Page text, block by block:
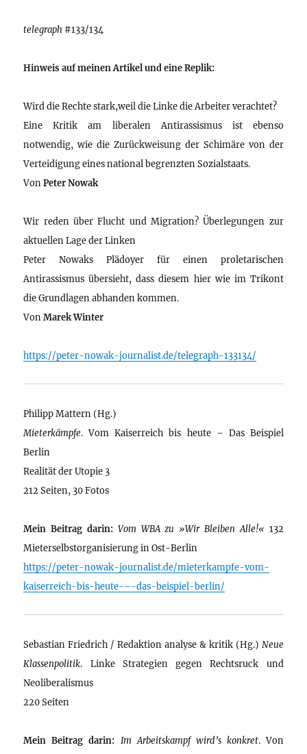
telegraph #133/134
Hinweis auf meinen Artikel und eine Replik:
Wird die Rechte stark,weil die Linke die Arbeiter verachtet?
Eine Kritik am liberalen Antirassismus ist ebenso
notwendig, wie die Zurückweisung der Schimäre von der
Verteidigung eines national begrenzten Sozialstaats.
VonPeter Nowak
Wir reden über Flucht und Migration? Überlegungen zur
aktuellen Lage der Linken
Peter Nowaks Plädoyer für einen proletarischen
Antirassismus übersieht, dass diesem hier wie im Trikont
die Grundlagen abhanden kommen.
VonMarek Winter
https://peter-nowak-journalist.de/telegraph-133134/
Philipp Mattern (Hg.)
Mieterkämpfe. Vom Kaiserreich bis heute – Das Beispiel
Berlin
Realität der Utopie 3
212 Seiten, 30 Fotos
Mein Beitrag darin: Vom WBA zu »Wir Bleiben Alle!« 132
Mieterselbstorganisierung in Ost-Berlin
https://peter-nowak-journalist.de/mieterkampfe-vom-
kaiserreich-bis-heute-–-das-beispiel-berlin/
Sebastian Friedrich / Redaktion analyse & kritik (Hg.) Neue
Klassenpolitik. Linke Strategien gegen Rechtsruck und
Neoliberalismus
220 Seiten
Mein Beitrag darin: Im Arbeitskampf wird’s konkret. Von